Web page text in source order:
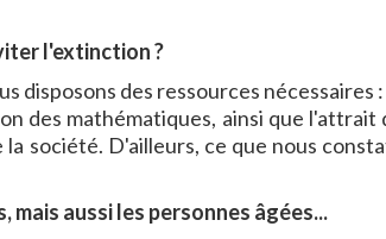
l'extinction ?
disposons des ressources
des mathématiques, ainsi que
société. D'ailleurs, ce que nous
mais aussi les personnes âgées...